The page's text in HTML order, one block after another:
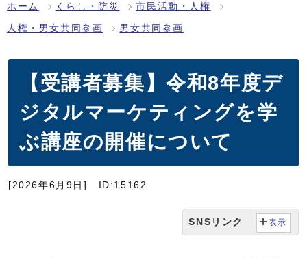
ホーム くらし・防災 市民活動・人権
人権・男女共同参画 男女共同参画
【受講者募集】令和8年度デ
ジタルマーケティングを学
ぶ講座の開催について
[2026年6月9日] ID:15162
SNSリンク 表示